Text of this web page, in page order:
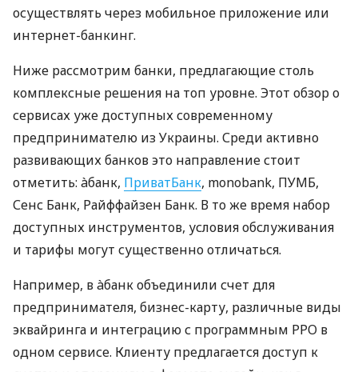
осуществлять через мобильное приложение или
интернет-банкинг.
Ниже рассмотрим банки, предлагающие столь
комплексные решения на топ уровне. Этот обзор о
сервисах уже доступных современному
предпринимателю из Украины. Среди активно
развивающих банков это направление стоит
отметить: àбанк, ПриватБанк, monobank, ПУМБ,
Сенс Банк, Райффайзен Банк. В то же время набор
доступных инструментов, условия обслуживания
и тарифы могут существенно отличаться.
Например, в àбанк объединили счет для
предпринимателя, бизнес-карту, различные виды
эквайринга и интеграцию с программным РРО в
одном сервисе. Клиенту предлагается доступ к